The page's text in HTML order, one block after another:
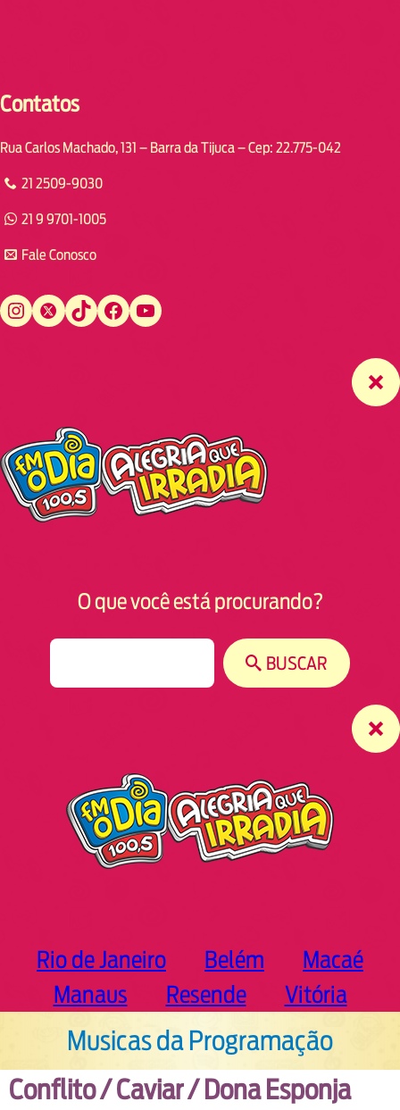
Contatos
Rua Carlos Machado, 131 – Barra da Tijuca – Cep: 22.775-042
21 2509-9030
21 9 9701-1005
Fale Conosco
Instagram Twitter TikTok Facebook YouTube
O que você está procurando?
BUSCAR
Rio de Janeiro Belém
Macaé
Manaus
Resende Vitória
Musicas da Programação
Conflito / Caviar / Dona Esponja